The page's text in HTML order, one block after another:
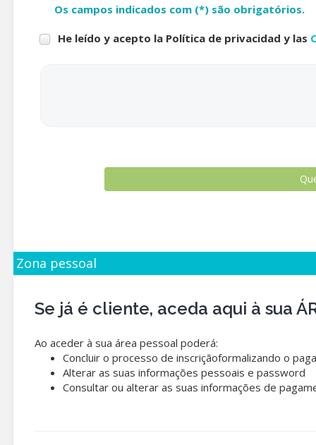
Os campos indicados com (*) são obrigatórios.
He leído y acepto la Política de privacidad y las
Zona pessoal
Se já é cliente, aceda aqui à sua
Ao aceder à sua área pessoal poderá:
Concluir o processo de inscriçãoformalizando o
Alterar as suas informações pessoais e password
Consultar ou alterar as suas informações de